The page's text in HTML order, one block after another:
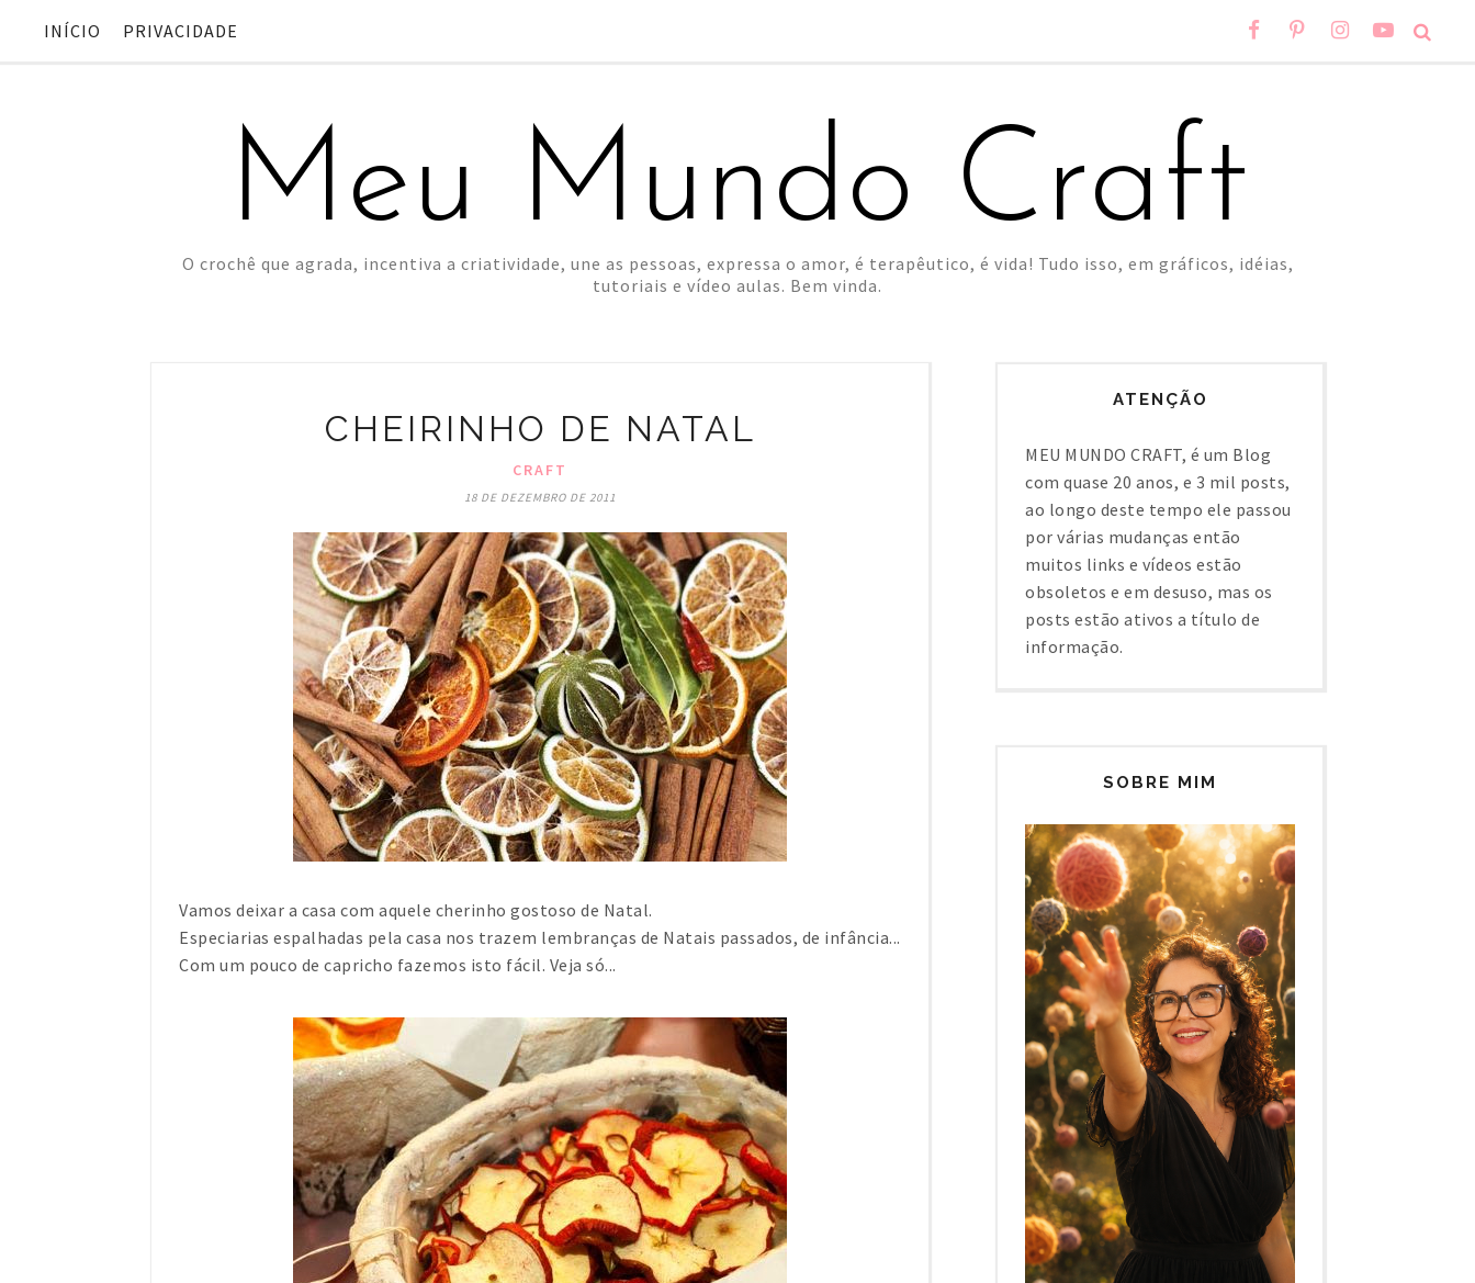
INÍCIO PRIVACIDADE
Meu Mundo Craft
O crochê que agrada, incentiva a criatividade, une as pessoas, expressa o amor, é terapêutico, é vida! Tudo isso, em gráficos, idéias,
tutoriais e vídeo aulas. Bem vinda.
CHEIRINHO DE NATAL
CRAFT
18 DE DEZEMBRO DE 2011
Vamos deixar a casa com aquele cherinho gostoso de Natal.
Especiarias espalhadas pela casa nos trazem lembranças de Natais passados, de infância...
Com um pouco de capricho fazemos isto fácil. Veja só...
ATENÇÃO
MEU MUNDO CRAFT, é um Blog
com quase 20 anos, e 3 mil posts,
ao longo deste tempo ele passou
por várias mudanças então
muitos links e vídeos estão
obsoletos e em desuso, mas os
posts estão ativos a título de
informação.
SOBRE MIM